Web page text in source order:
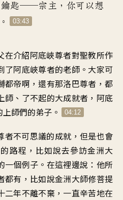
鑰匙──宗主 ， 你可以想
。 03:43
在介紹阿底峽尊者對聖教所作
了阿底峽尊者的老師 。 大家可
都帝啊 ，還有那洛巴尊者 ，都
師 、 了不起的大成就者 ， 阿底
上師們的弟子 。 04:12
者不可思議的成就 ， 但是也會
路程 ， 比如說去參訪金洲大
一個例子 。 在這裡邊說 ： 他所
都有 ， 比如說金洲大師修菩提
二年不離不棄 ， 一直辛苦地在